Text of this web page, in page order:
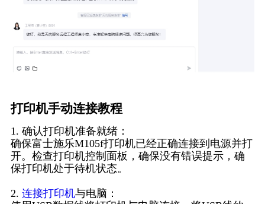
打印机手动连接教程
1. 确认打印机准备就绪：
确保富士施乐M105f打印机已经正确连接到电源并打
开。检查打印机控制面板，确保没有错误提示，确
保打印机处于待机状态。
2. 连接打印机与电脑：